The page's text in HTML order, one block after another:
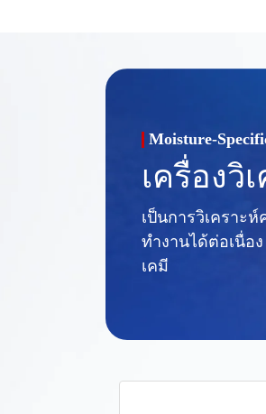
Moisture-
เครื่องวิ
เป็นการวิเคราะ
ทำงานได้ต่อเนื่อ
เคมี